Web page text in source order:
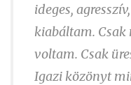
ideges,
kiabáltam. Csak
voltam. Csak
Igazi közönyt